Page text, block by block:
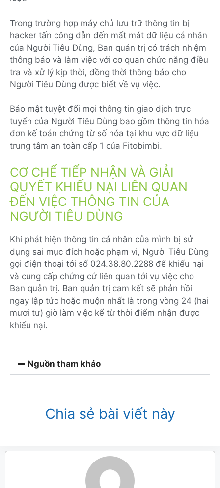
Trong trường hợp máy chủ lưu trữ thông tin bị
hacker tấn công dẫn đến mất mát dữ liệu cá nhân
của Người Tiêu Dùng, Ban quản trị có trách nhiệm
thông báo và làm việc với cơ quan chức năng điều
tra và xử lý kịp thời, đồng thời thông báo cho
Người Tiêu Dùng được biết về vụ việc.
Bảo mật tuyệt đối mọi thông tin giao dịch trực
tuyến của Người Tiêu Dùng bao gồm thông tin hóa
đơn kế toán chứng từ số hóa tại khu vực dữ liệu
trung tâm an toàn cấp 1 của Fitobimbi.
CƠ CHẾ TIẾP NHẬN VÀ GIẢI
QUYẾT KHIẾU NẠI LIÊN QUAN
ĐẾN VIỆC THÔNG TIN CỦA
NGƯỜI TIÊU DÙNG
Khi phát hiện thông tin cá nhân của mình bị sử
dụng sai mục đích hoặc phạm vi, Người Tiêu Dùng
gọi điện thoại tới số 024.38.80.2288 để khiếu nại
và cung cấp chứng cứ liên quan tới vụ việc cho
Ban quản trị. Ban quản trị cam kết sẽ phản hồi
ngay lập tức hoặc muộn nhất là trong vòng 24 (hai
mươi tư) giờ làm việc kể từ thời điểm nhận được
khiếu nại.
Nguồn tham khảo
Chia sẻ bài viết này